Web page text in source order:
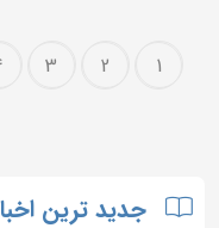
1
2
3
جدید ترین